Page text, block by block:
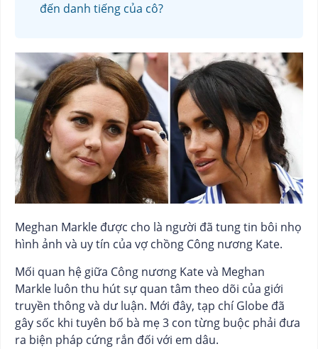
đến danh tiếng của cô?
Meghan Markle được cho là người đã tung tin bôi nhọ
hình ảnh và uy tín của vợ chồng Công nương Kate.
Mối quan hệ giữa Công nương Kate và Meghan
Markle luôn thu hút sự quan tâm theo dõi của giới
truyền thông và dư luận. Mới đây, tạp chí Globe đã
gây sốc khi tuyên bố bà mẹ 3 con từng buộc phải đưa
ra biện pháp cứng rắn đối với em dâu.